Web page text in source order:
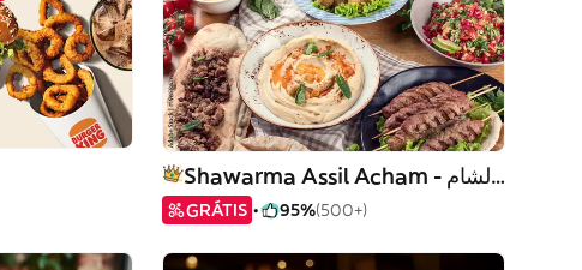
Shawarma Assil Acham - شورما اصيل الشام
GRÁTIS 95%(500+)